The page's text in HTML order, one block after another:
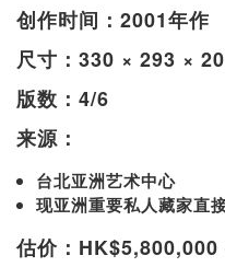
创作时间：2001年作
尺寸：330 × 293 ×
版数：4/6
来源：
台北亚洲艺术中心
现亚洲重要私人藏家直
估价：